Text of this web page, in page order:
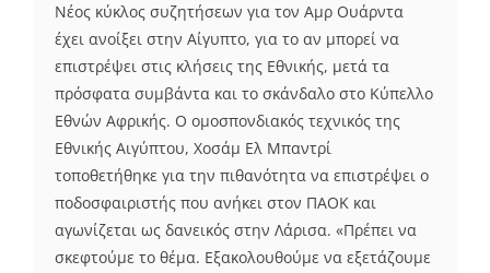
Νέος κύκλος συζητήσεων για τον Αμρ Ουάρντα
έχει ανοίξει στην Αίγυπτο, για το αν μπορεί να
επιστρέψει στις κλήσεις της Εθνικής, μετά τα
πρόσφατα συμβάντα και το σκάνδαλο στο Κύπελλο
Εθνών Αφρικής. Ο ομοσπονδιακός τεχνικός της
Εθνικής Αιγύπτου, Χοσάμ Ελ Μπαντρί
τοποθετήθηκε για την πιθανότητα να επιστρέψει ο
ποδοσφαιριστής που ανήκει στον ΠΑΟΚ και
αγωνίζεται ως δανεικός στην Λάρισα. «Πρέπει να
σκεφτούμε το θέμα. Εξακολουθούμε να εξετάζουμε